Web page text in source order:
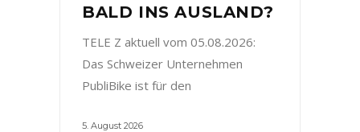
BALD INS AUSLAND?
TELE Z aktuell vom 05.08.2026:
Das Schweizer Unternehmen
PubliBike ist für den
5. August 2026